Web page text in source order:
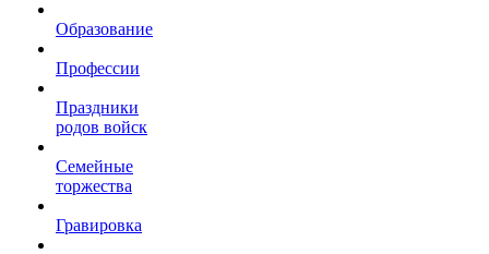
Образование
Профессии
Праздники
родов войск
Семейные
торжества
Гравировка